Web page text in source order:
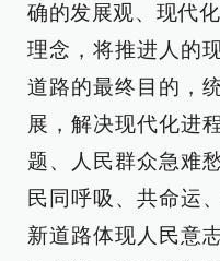
确的发展观、现代
理念，将推进人的
道路的最终目的，
展，解决现代化进
题、人民群众急难
民同呼吸、共命运
新道路体现人民意